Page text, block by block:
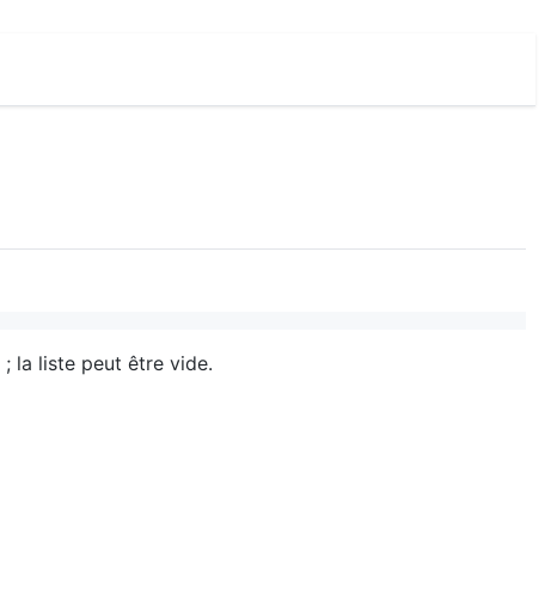
; la liste peut être vide.